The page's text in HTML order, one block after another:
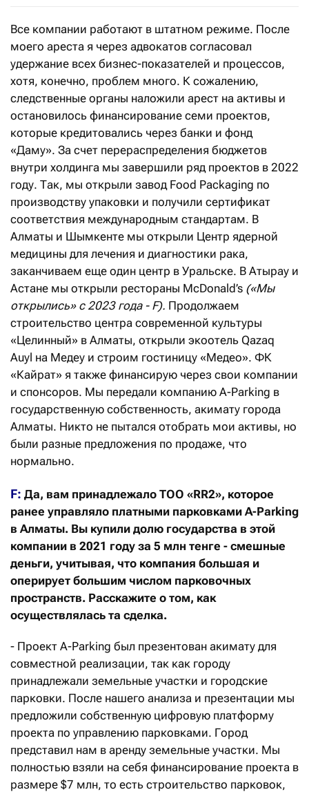
Все компании работают в штатном режиме. После
моего ареста я через адвокатов согласовал
удержание всех бизнес-показателей и процессов,
хотя, конечно, проблем много. К сожалению,
следственные органы наложили арест на активы и
остановилось финансирование семи проектов,
которые кредитовались через банки и фонд
«Даму». За счет перераспределения бюджетов
внутри холдинга мы завершили ряд проектов в 2022
году. Так, мы открыли завод Food Packaging по
производству упаковки и получили сертификат
соответствия международным стандартам. В
Алматы и Шымкенте мы открыли Центр ядерной
медицины для лечения и диагностики рака,
заканчиваем еще один центр в Уральске. В Атырау и
Астане мы открыли рестораны McDonald’s («Мы
открылись» с 2023 года - F). Продолжаем
строительство центра современной культуры
«Целинный» в Алматы, открыли экоотель Qazaq
Auyl на Медеу и строим гостиницу «Медео». ФК
«Кайрат» я также финансирую через свои компании
и спонсоров. Мы передали компанию A-Parking в
государственную собственность, акимату города
Алматы. Никто не пытался отобрать мои активы, но
были разные предложения по продаже, что
нормально.
F: Да, вам принадлежало ТОО «RR2», которое
ранее управляло платными парковками A-Parking
в Алматы. Вы купили долю государства в этой
компании в 2021 году за 5 млн тенге - смешные
деньги, учитывая, что компания большая и
оперирует большим числом парковочных
пространств. Расскажите о том, как
осуществлялась та сделка.
- Проект A-Parking был презентован акимату для
совместной реализации, так как городу
принадлежали земельные участки и городские
парковки. После нашего анализа и презентации мы
предложили собственную цифровую платформу
проекта по управлению парковками. Город
представил нам в аренду земельные участки. Мы
полностью взяли на себя финансирование проекта в
размере $7 млн, то есть строительство парковок,